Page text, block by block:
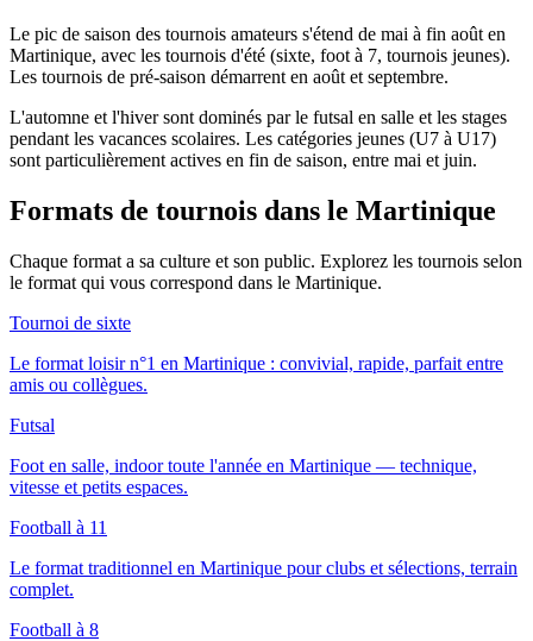
Le pic de saison des tournois amateurs s'étend de mai à fin août en
Martinique, avec les tournois d'été (sixte, foot à 7, tournois jeunes).
Les tournois de pré-saison démarrent en août et septembre.
L'automne et l'hiver sont dominés par le futsal en salle et les stages
pendant les vacances scolaires. Les catégories jeunes (U7 à U17)
sont particulièrement actives en fin de saison, entre mai et juin.
Formats de tournois dans le Martinique
Chaque format a sa culture et son public. Explorez les tournois selon
le format qui vous correspond dans le Martinique.
Tournoi de sixte
Le format loisir n°1 en Martinique : convivial, rapide, parfait entre
amis ou collègues.
Futsal
Foot en salle, indoor toute l'année en Martinique — technique,
vitesse et petits espaces.
Football à 11
Le format traditionnel en Martinique pour clubs et sélections, terrain
complet.
Football à 8